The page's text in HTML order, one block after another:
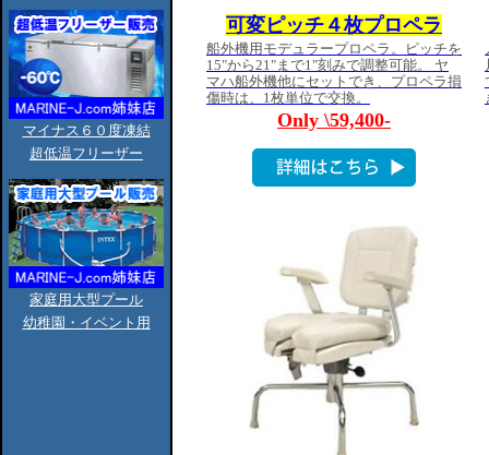
マイナス６０度凍結
超低温フリーザー
家庭用大型プール
幼稚園・イベント用